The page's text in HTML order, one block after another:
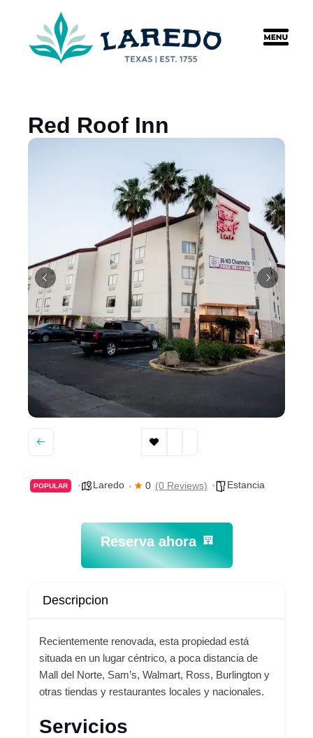
Red Roof Inn
POPULAR Laredo 0 (0 Reviews) Estancia
Reserva ahora
Descripcion
Recientemente renovada, esta propiedad está
situada en un lugar céntrico, a poca distancia de
Mall del Norte, Sam’s, Walmart, Ross, Burlington y
otras tiendas y restaurantes locales y nacionales.
Servicios